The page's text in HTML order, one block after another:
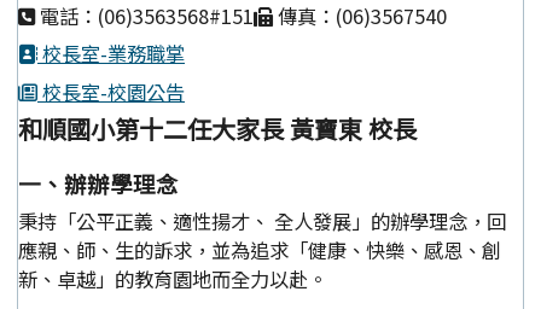
電話：(06)3563568#151
傳真：(06)3567540
校長室-業務職掌
校長室-校園公告
和順國小第十二任大家長 黃寶東 校長
一、辦辦學理念
秉持「公平正義、適性揚才、 全人發展」的辦學理念，回
應親、師、生的訴求，並為追求「健康、快樂、感恩、創
新、卓越」的教育園地而全力以赴。